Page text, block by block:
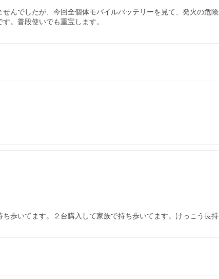
んでしたが、今回全個体モバイルバッテリーを見て、発火の危
。普段使いでも重宝します。
歩いてます。２台購入して家族で持ち歩いてます。けっこう長持